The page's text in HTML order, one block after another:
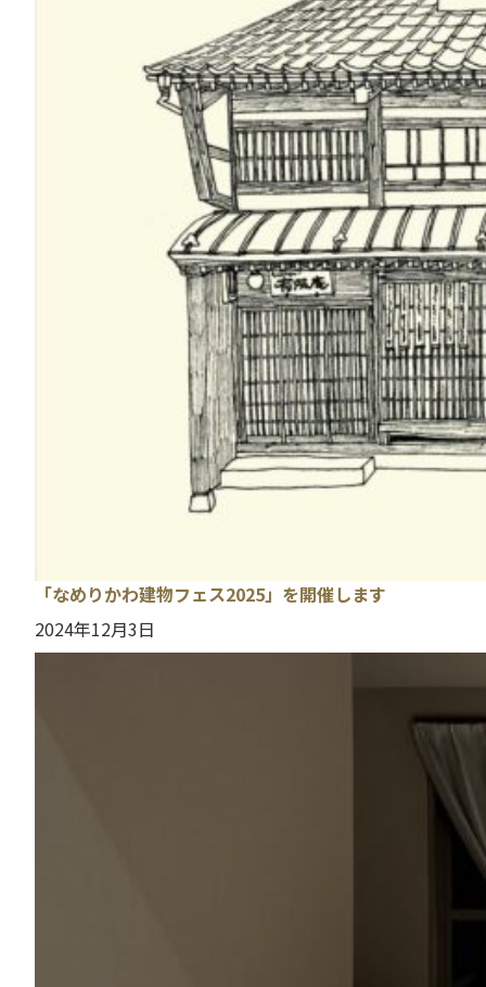
「なめりかわ建物フェス2025」を開催します
2024年12月3日